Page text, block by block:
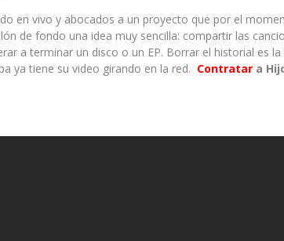
en vivo y abocados a un proyecto que por el
de fondo una idea muy sencilla: compartir las
a terminar un disco o un EP. Borrar el historial es
ya tiene su video girando en la red. Contratar a